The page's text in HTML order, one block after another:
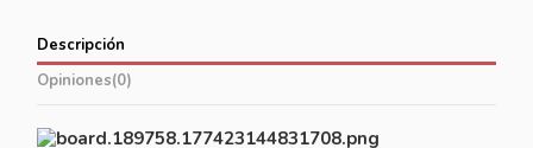
Descripción
Opiniones(0)